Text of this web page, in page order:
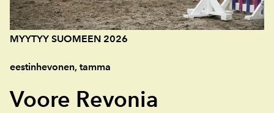
MYYTYY SUOMEEN 2026
eestinhevonen, tamma
Voore Revonia